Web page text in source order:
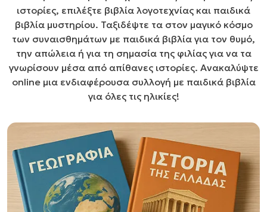
ιστορίες, επιλέξτε βιβλία λογοτεχνίας και παιδικά
βιβλία μυστηρίου. Ταξιδέψτε τα στον μαγικό κόσμο
των συναισθημάτων με παιδικά βιβλία για τον θυμό,
την απώλεια ή για τη σημασία της φιλίας για να τα
γνωρίσουν μέσα από απίθανες ιστορίες. Ανακαλύψτε
online μια ενδιαφέρουσα συλλογή με παιδικά βιβλία
για όλες τις ηλικίες!